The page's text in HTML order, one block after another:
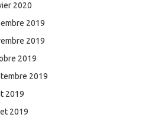
2020
2019
2019
2019
2019
2019
2019